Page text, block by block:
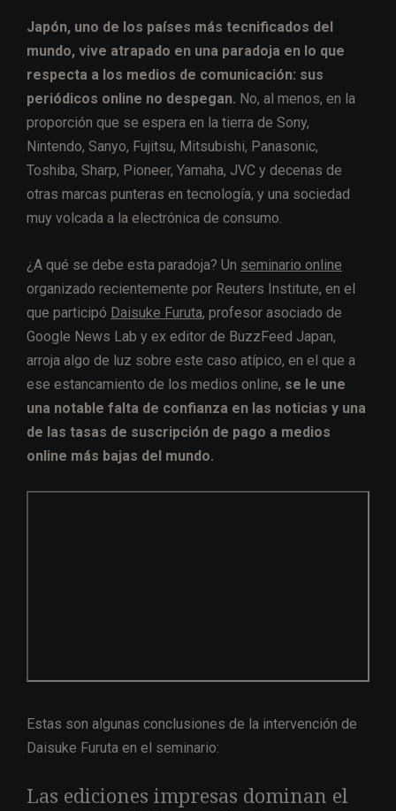
Japón, uno de los países más tecnificados del
mundo, vive atrapado en una paradoja en lo que
respecta a los medios de comunicación: sus
periódicos online no despegan. No, al menos, en la
proporción que se espera en la tierra de Sony,
Nintendo, Sanyo, Fujitsu, Mitsubishi, Panasonic,
Toshiba, Sharp, Pioneer, Yamaha, JVC y decenas de
otras marcas punteras en tecnología, y una sociedad
muy volcada a la electrónica de consumo.
¿A qué se debe esta paradoja? Un seminario online
organizado recientemente por Reuters Institute, en el
que participó Daisuke Furuta, profesor asociado de
Google News Lab y ex editor de BuzzFeed Japan,
arroja algo de luz sobre este caso atípico, en el que a
ese estancamiento de los medios online, se le une
una notable falta de confianza en las noticias y una
de las tasas de suscripción de pago a medios
online más bajas del mundo.
Estas son algunas conclusiones de la intervención de
Daisuke Furuta en el seminario:
Las ediciones impresas dominan el